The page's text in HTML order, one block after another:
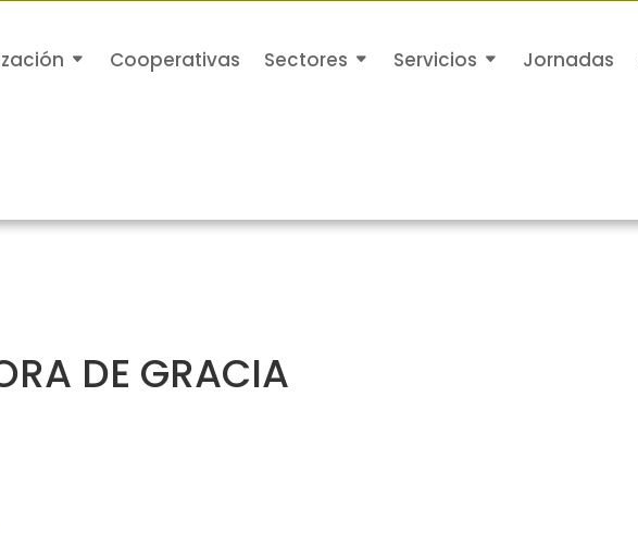
Cooperativas Sectores Servicios Jornadas
DE GRACIA